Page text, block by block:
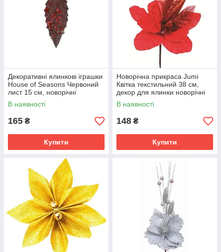
Декоративні ялинкові іграшки
House of Seasons Червоний
лист 15 см, новорічні
прикраси на ялинку набір 6
шт.
В наявності
165 ₴
Купити
Новорічна прикраса Jumi
Квітка текстильний 38 см,
декор для ялинки новорічні
квіти, Червоний
В наявності
148 ₴
Купити